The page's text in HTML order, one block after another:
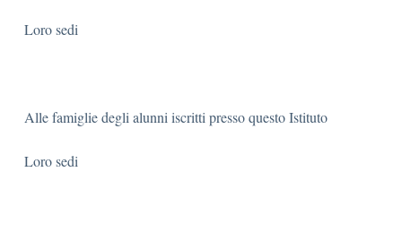
Loro sedi
Alle famiglie degli alunni iscritti presso questo Istituto
Loro sedi